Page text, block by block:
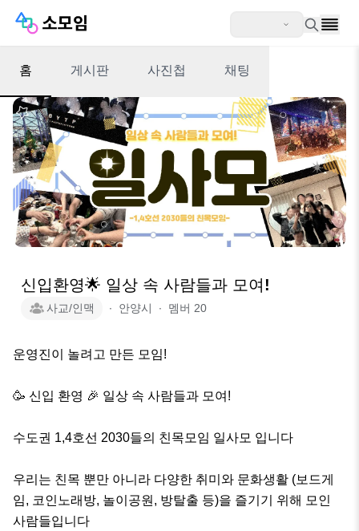
홈 게시판 사진첩 채팅
신입환영🌟 일상 속 사람들과 모여!
사교/인맥 ∙ 안양시 ∙ 멤버 20
운영진이 놀려고 만든 모임!
🥳 신입 환영 🎉 일상 속 사람들과 모여!
수도권 1,4호선 2030들의 친목모임 일사모 입니다
우리는 친목 뿐만 아니라 다양한 취미와 문화생활 (보드게
임, 코인노래방, 놀이공원, 방탈출 등)을 즐기기 위해 모인
사람들입니다